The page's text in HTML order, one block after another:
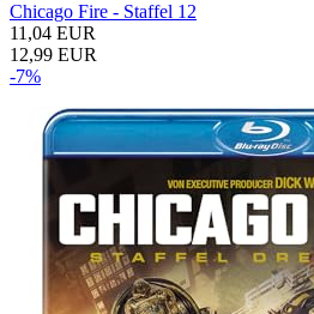
Chicago Fire - Staffel 12
11,04 EUR
12,99 EUR
-7%